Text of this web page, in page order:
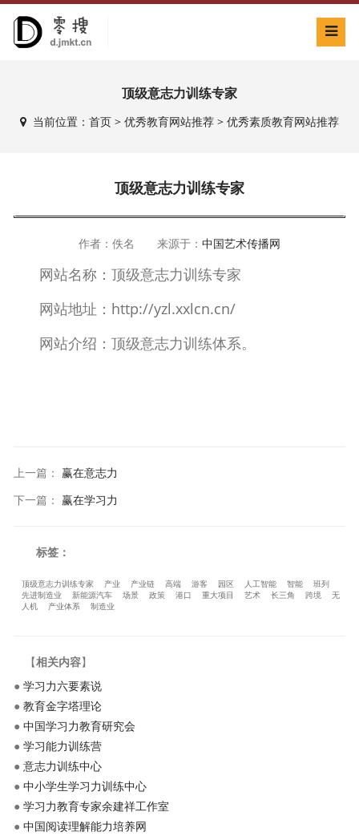
顶级意志力训练专家
当前位置： 首页> 优秀教育网站推荐> 优秀素质教育网站推荐
顶级意志力训练专家
作者：佚名 来源于： 中国艺术传播网
网站名称：顶级意志力训练专家
网站地址： http://yzl.xxlcn.cn/
网站介绍：顶级意志力训练体系。
上一篇 ： 赢在意志力
下一篇 ： 赢在学习力
标签：
顶级意志力训练专家 产业 产业链 高端 游客 园区 人工智能 智能
班列
先进制造业
新能源汽车 场景 政策 港口 重大项目 艺术 长三角 跨境
无
人机
产业体系 制造业
【相关内容】
●学习力六要素说
●教育金字塔理论
●中国学习力教育研究会
●学习能力训练营
●意志力训练中心
●中小学生学习力训练中心
●学习力教育专家余建祥工作室
●中国阅读理解能力培养网